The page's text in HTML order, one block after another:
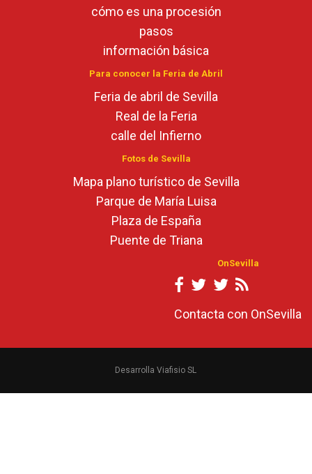
cómo es una procesión
pasos
información básica
Para conocer la Feria de Abril
Feria de abril de Sevilla
Real de la Feria
calle del Infierno
Fotos de Sevilla
Mapa plano turístico de Sevilla
Parque de María Luisa
Plaza de España
Puente de Triana
OnSevilla
Contacta con OnSevilla
Desarrolla Viafisio SL